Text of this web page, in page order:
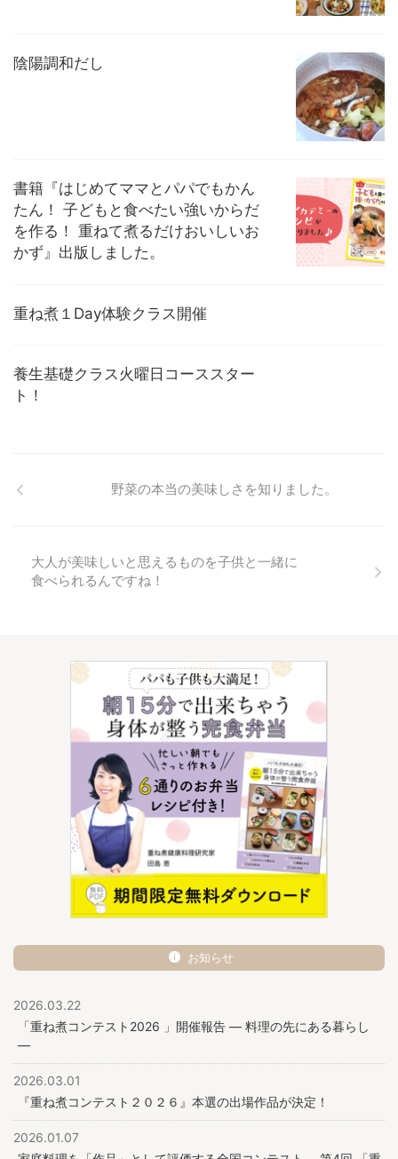
陰陽調和だし
書籍『はじめてママとパパでもかん
たん！ 子どもと食べたい強いからだ
を作る！ 重ねて煮るだけおいしいお
かず』出版しました。
重ね煮１Day体験クラス開催
養生基礎クラス火曜日コーススター
ト！
野菜の本当の美味しさを知りました。
大人が美味しいと思えるものを子供と一緒に
食べられるんですね！
お知らせ
2026.03.22
「重ね煮コンテスト2026 」開催報告 ― 料理の先にある暮らし
―
2026.03.01
『重ね煮コンテスト２０２６』本選の出場作品が決定！
2026.01.07